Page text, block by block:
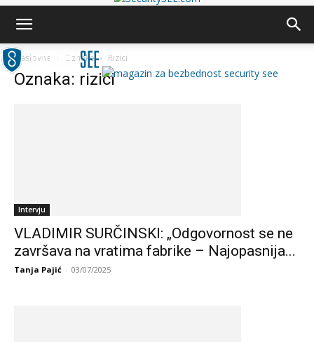
Naslovna Oznake Rizici
Oznaka: rizici
Intervju
VLADIMIR SURČINSKI: „Odgovornost se ne
završava na vratima fabrike – Najopasnija...
Tanja Pajić - 03/07/2025